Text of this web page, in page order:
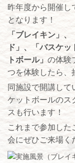
昨年度から開催し
となります！
「ブレイキン」
ド」、「バスケ
トボール」 の体験
つを体験したら、
同施設で開講して
ケットボールのス
スも行います！
これまで参加し
会にぜひご来場く